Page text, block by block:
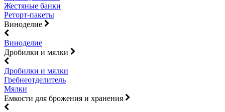
Жестяные банки
Реторт-пакеты
Виноделие
Виноделие
Дробилки и мялки
Дробилки и мялки
Гребнеотделитель
Мялки
Емкости для брожения и хранения